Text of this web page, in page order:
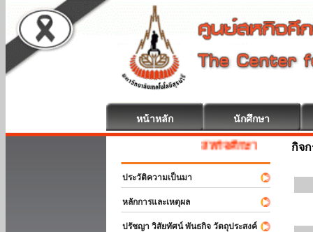
หน้าหลัก นักศึกษา
สหกิจศึกษา ยินดีต้อนรับ
ประวัติความเป็นมา
หลักการและเหตุผล
ปรัชญา วิสัยทัศน์ พันธกิจ วัตถุประสงค์
กิจ